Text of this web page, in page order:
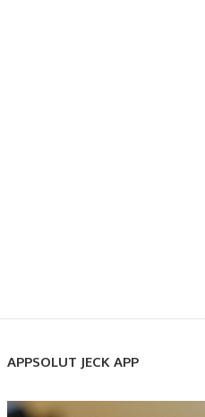
APPSOLUT JECK APP